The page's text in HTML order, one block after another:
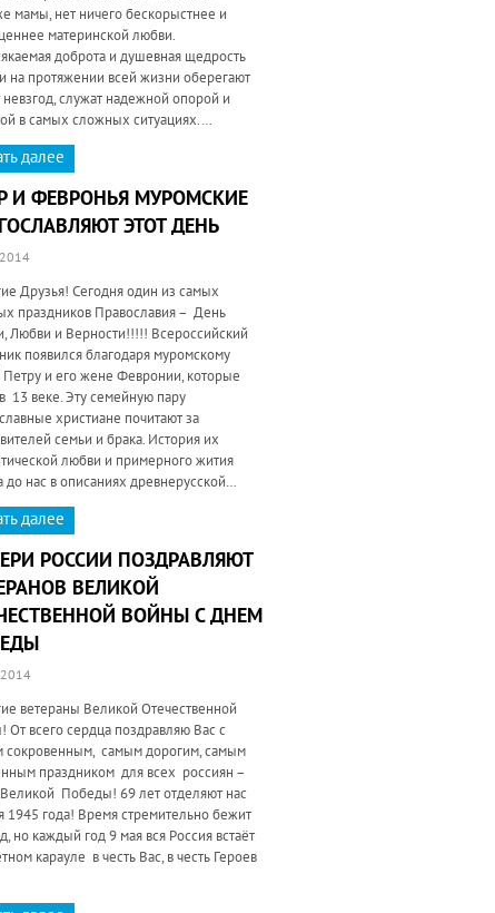
мамы, нет ничего бескорыстнее и
материнской любви.
доброта и душевная щедрость
на протяжении всей жизни оберегают
невзгод, служат надежной опорой и
в самых сложных ситуациях.…
далее
И ФЕВРОНЬЯ МУРОМСКИЕ
ЭТОТ ДЕНЬ
Друзья! Сегодня один из самых
праздников Православия – День
Любви и Верности!!!!! Всероссийский
появился благодаря муромскому
Петру и его жене Февронии, которые
13 веке. Эту семейную пару
христиане почитают за
семьи и брака. История их
любви и примерного жития
нас в описаниях древнерусской…
далее
РОССИИ ПОЗДРАВЛЯЮТ
ВЕЛИКОЙ
ВОЙНЫ С ДНЕМ
ветераны Великой Отечественной
От всего сердца поздравляю Вас с
сокровенным, самым дорогим, самым
праздником для всех россиян –
Победы! 69 лет отделяют нас
1945 года! Время стремительно бежит
но каждый год 9 мая вся Россия встаёт
карауле в честь Вас, в честь Героев